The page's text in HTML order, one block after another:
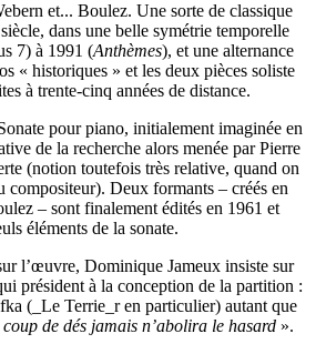
et... Boulez. Une sorte de classique
dans une belle symétrie temporelle
7) à 1991 (Anthèmes), et une alternance
« historiques » et les deux pièces soliste
à trente-cinq années de distance.
pour piano, initialement imaginée en
de la recherche alors menée par Pierre
(notion toutefois très relative, quand on
compositeur). Deux formants – créés en
– sont finalement édités en 1961 et
éléments de la sonate.
l’œuvre, Dominique Jameux insiste sur
président à la conception de la partition :
(_Le Terrie_r en particulier) autant que
de dés jamais n’abolira le hasard ».